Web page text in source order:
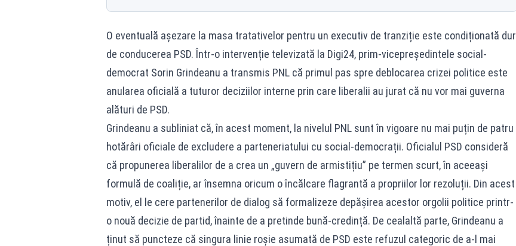
O eventuală așezare la masa tratativelor pentru un executiv de tranziție este condiționată dur
de conducerea PSD. Într-o intervenție televizată la Digi24, prim-vicepreședintele social-
democrat Sorin Grindeanu a transmis PNL că primul pas spre deblocarea crizei politice este
anularea oficială a tuturor deciziilor interne prin care liberalii au jurat că nu vor mai guverna
alături de PSD.
Grindeanu a subliniat că, în acest moment, la nivelul PNL sunt în vigoare nu mai puțin de patru
hotărâri oficiale de excludere a parteneriatului cu social-democrații. Oficialul PSD consideră
că propunerea liberalilor de a crea un „guvern de armistițiu” pe termen scurt, în aceeași
formulă de coaliție, ar însemna oricum o încălcare flagrantă a propriilor lor rezoluții. Din acest
motiv, el le cere partenerilor de dialog să formalizeze depășirea acestor orgolii politice printr-
o nouă decizie de partid, înainte de a pretinde bună-credință. De cealaltă parte, Grindeanu a
ținut să puncteze că singura linie roșie asumată de PSD este refuzul categoric de a-l mai